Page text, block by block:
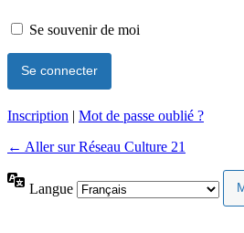
Se souvenir de moi
Inscription | Mot de passe oublié ?
← Aller sur Réseau Culture 21
Langue